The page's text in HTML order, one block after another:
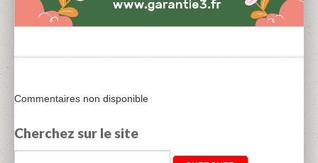
Commentaires non disponible
Cherchez sur le site